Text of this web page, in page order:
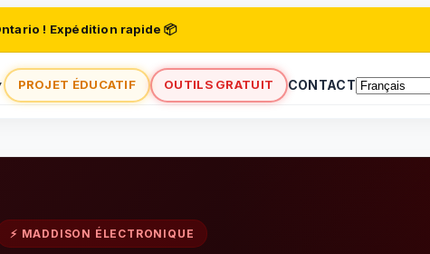
! Expédition rapide 📦
PROJET ÉDUCATIF OUTILS GRATUIT CONTACT
⚡ MADDISON ÉLECTRONIQUE